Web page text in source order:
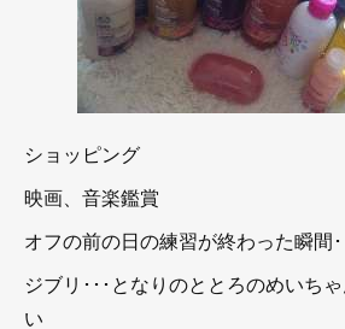
ショッピング
映画、音楽鑑賞
オフの前の日の練習が終わった瞬間
ジブリ･･･となりのととろのめいち
い